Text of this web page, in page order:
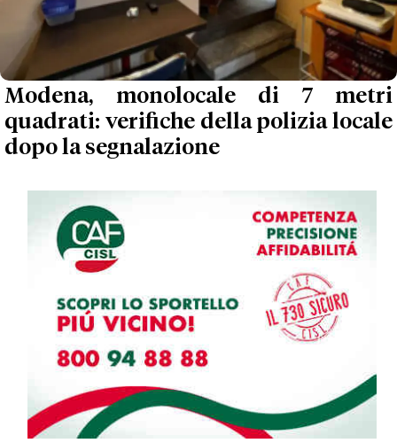
Modena, monolocale di 7 metri
quadrati: verifiche della polizia locale
dopo la segnalazione